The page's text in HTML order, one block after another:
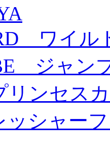
ワイル
ジャン
リンセス
ッシャー